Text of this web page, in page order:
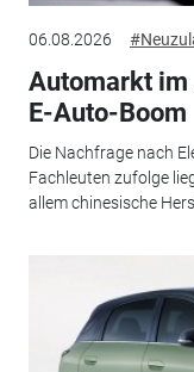
06.08.2026
Automarkt
E-Auto-Boom
Die Nachfrage nach
Fachleuten zufolge
allem chinesische